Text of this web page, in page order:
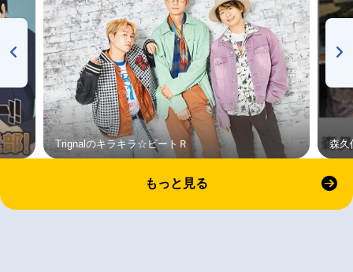
Trignalのキラキラ☆ビートＲ 森久
もっと見る